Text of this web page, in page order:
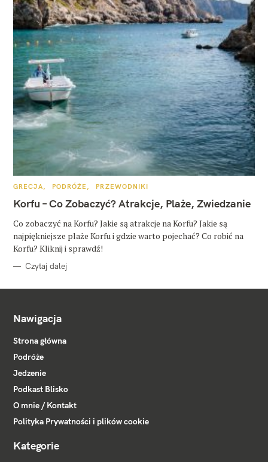
K
T
E
O
R
I
GRECJA PODRÓŻE PRZEWODNIKI
Korfu – Co Zobaczyć? Atrakcje, Plaże, Zwiedzanie
Co zobaczyć na Korfu? Jakie są atrakcje na Korfu? Jakie są
najpiękniejsze plaże Korfu i gdzie warto pojechać? Co robić na
Korfu? Kliknij i sprawdź!
Czytaj dalej
Nawigacja
Strona główna
Podróże
Jedzenie
Podkast Blisko
O mnie / Kontakt
Polityka Prywatności i plików cookie
Kategorie